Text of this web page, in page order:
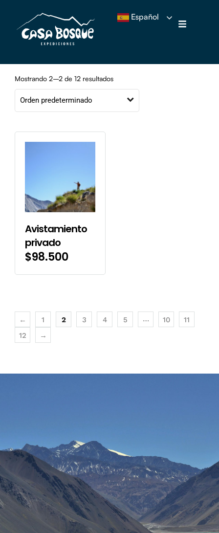
Español
Mostrando 2–2 de 12 resultados
Avistamiento
privado
$98.500
← 1 2 3 4 5 … 10
11
12
→